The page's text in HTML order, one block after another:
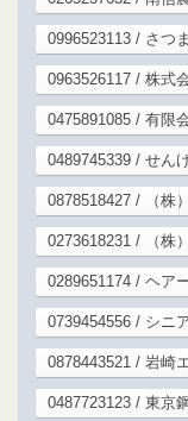
0996523113 / さつ
0963526117 / 株式
0475891085 / 有限
0489745339 / せん
0878518427 / （株
0273618231 / （株
0289651174 / ヘア
0739454556 / シニ
0878443521 / 岩崎
0487723123 / 東京